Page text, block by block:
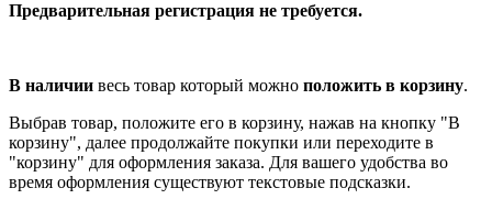
Предварительная регистрация не требуется.
В наличии весь товар который можно положить в корзину.
Выбрав товар, положите его в корзину, нажав на кнопку "В
корзину", далее продолжайте покупки или переходите в
"корзину" для оформления заказа. Для вашего удобства во
время оформления существуют текстовые подсказки.